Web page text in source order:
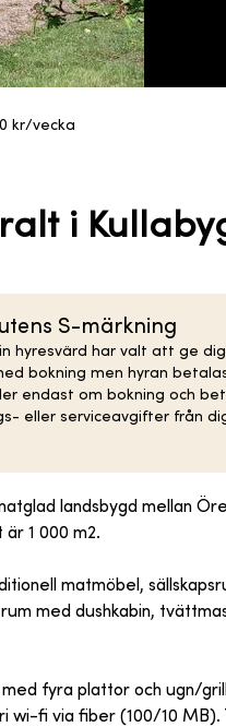
kr/vecka
i
S-märkning
hyresvärd har valt att ge
bokning men hyran
endast om bokning och
eller serviceavgifter från
landsbygd mellan
1 000 m2.
matmöbel,
med dushkabin,
fyra plattor och ugn/
wi-fi via fiber (100/10 MB).